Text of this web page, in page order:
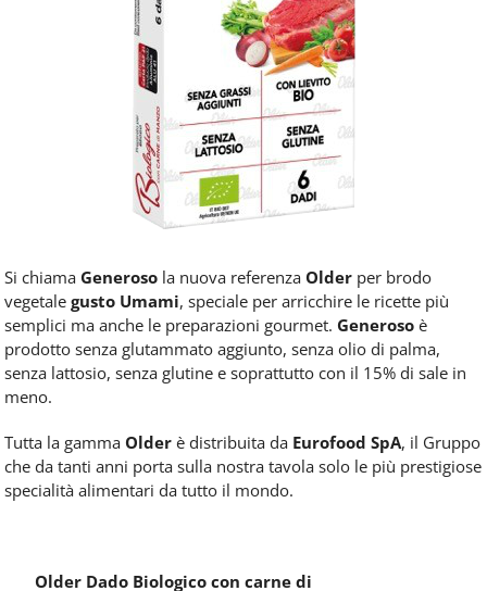
Si chiama Generoso la nuova referenza Older per brodo
vegetale gusto Umami, speciale per arricchire le ricette più
semplici ma anche le preparazioni gourmet. Generoso è
prodotto senza glutammato aggiunto, senza olio di palma,
senza lattosio, senza glutine e soprattutto con il 15% di sale in
meno.
Tutta la gamma Older è distribuita da Eurofood SpA, il Gruppo
che da tanti anni porta sulla nostra tavola solo le più prestigiose
specialità alimentari da tutto il mondo.
Older Dado Biologico con carne di